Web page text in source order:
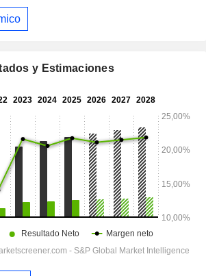
y Estimaciones